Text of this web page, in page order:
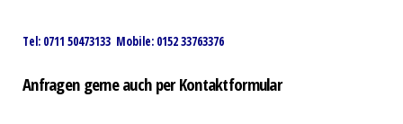
Tel: 0711 50473133 Mobile: 0152 33763376
Anfragen gerne auch per Kontaktformular